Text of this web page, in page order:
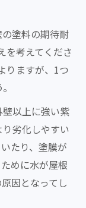
塗料の期待耐
を考えてくださ
りますが、1つ
以上に強い紫
劣化しやすい
たり、塗膜が
めに水が屋根
因となってし